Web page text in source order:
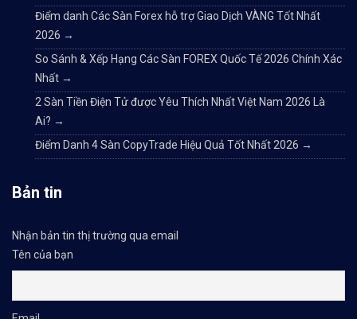
Điểm danh Các Sàn Forex hỗ trợ Giao Dịch VÀNG Tốt Nhất
2026 →
So Sánh & Xếp Hạng Các Sàn FOREX Quốc Tế 2026 Chính Xác
Nhất →
2 Sàn Tiền Điện Tử được Yêu Thích Nhất Việt Nam 2026 Là
Ai? →
Điểm Danh 4 Sàn CopyTrade Hiệu Quả Tốt Nhất 2026 →
Bản tin
Nhận bản tin thị trường qua email
Tên của bạn